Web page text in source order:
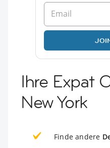
Ihre Expat
New York
Finde andere